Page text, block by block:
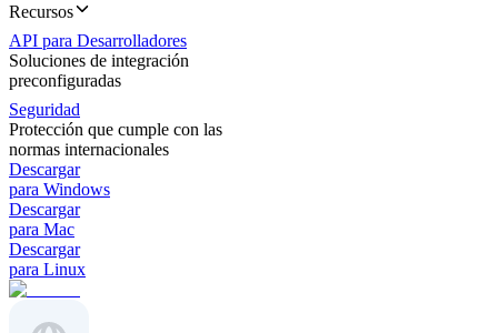
Recursos
API para Desarrolladores
Soluciones de integración
preconfiguradas
Seguridad
Protección que cumple con las
normas internacionales
Descargar
para Windows
Descargar
para Mac
Descargar
para Linux